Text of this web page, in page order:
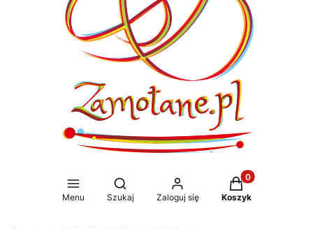
Menu
Otwórz wyszukiwarkę
Szukaj Zaloguj się
Produkty w
Koszyk